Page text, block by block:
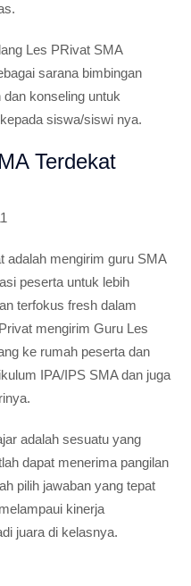
Les PRivat SMA
sarana bimbingan
konseling untuk
siswa/siswi nya.
Terdekat
adalah mengirim guru SMA
peserta untuk lebih
terfokus fresh dalam
mengirim Guru Les
ke rumah peserta dan
IPA/IPS SMA dan juga
adalah sesuatu yang
dapat menerima pangilan
pilih jawaban yang tepat
kinerja
juara di kelasnya.